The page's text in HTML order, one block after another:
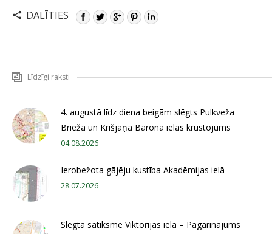
DALĪTIES
Līdzīgi raksti
4. augustā līdz diena beigām slēgts Pulkveža
Brieža un Krišjāņa Barona ielas krustojums
04.08.2026
Ierobežota gājēju kustība Akadēmijas ielā
28.07.2026
Slēgta satiksme Viktorijas ielā – Pagarinājums